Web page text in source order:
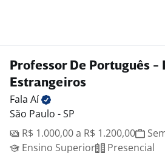
Professor De Português -
Estrangeiros
Fala Aí
São Paulo - SP
R$ 1.000,00 a R$ 1.200,00
Ensino Superior
Presencial